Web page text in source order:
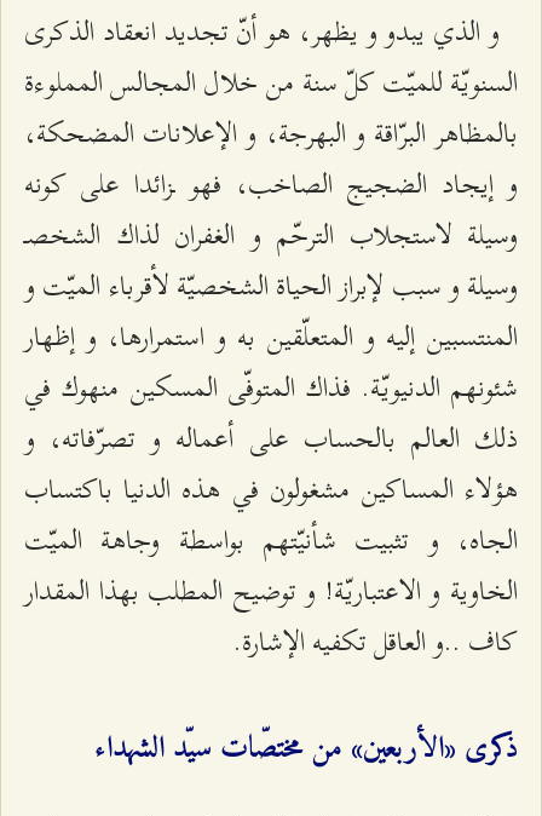
و الذي يبدو و يظهر، هو أنّ تجديد انعقاد الذكرى
السنويّة للميّت كلّ سنة من خلال المجالس المملوءة
بالمظاهر البرّاقة و البهرجة، و الإعلانات المضحكة،
و إيجاد الضجيج الصاخب، فهو ـزائدا على كونه
وسيلة لاستجلاب الترحّم و الغفران لذاك الشخصـ
وسيلة و سبب لإبراز الحياة الشخصيّة لأقرباء الميّت و
المنتسبين إليه و المتعلّقين به و استمرارها، و إظهار
شئونهم الدنيويّة. فذاك المتوفّى المسكين منهوك في
ذلك العالم بالحساب على أعماله و تصرّفاته، و
هؤلاء المساكين مشغولون في هذه الدنيا باكتساب
الجاه، و تثبيت شأنيّتهم بواسطة وجاهة الميّت
الخاوية و الاعتباريّة! و توضيح المطلب بهذا المقدار
كاف ..و العاقل تكفيه الإشارة.
ذكرى «الأربعين» من مختصّات سيّد الشهداء